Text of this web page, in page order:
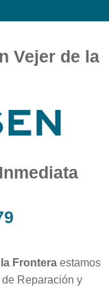
Vejer de la
Fronteraestamos
Reparación y